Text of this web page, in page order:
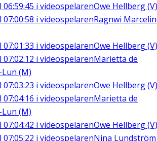
06:59:45 i videospelarenOwe Hellberg (V)
07:00:58 i videospelarenRagnwi
07:01:33 i videospelarenOwe Hellberg (V)
07:02:12 i videospelarenMarietta de
(M)
07:03:23 i videospelarenOwe Hellberg (V)
07:04:16 i videospelarenMarietta de
(M)
07:04:42 i videospelarenOwe Hellberg (V)
07:05:22 i videospelarenNina Lundström